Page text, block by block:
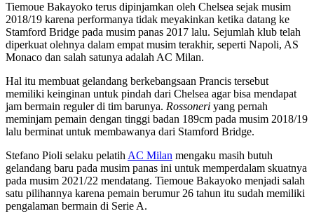
Tiemoue Bakayoko terus dipinjamkan oleh Chelsea sejak musim
2018/19 karena performanya tidak meyakinkan ketika datang ke
Stamford Bridge pada musim panas 2017 lalu. Sejumlah klub telah
diperkuat olehnya dalam empat musim terakhir, seperti Napoli, AS
Monaco dan salah satunya adalah AC Milan.
Hal itu membuat gelandang berkebangsaan Prancis tersebut
memiliki keinginan untuk pindah dari Chelsea agar bisa mendapat
jam bermain reguler di tim barunya. Rossoneri yang pernah
meminjam pemain dengan tinggi badan 189cm pada musim 2018/19
lalu berminat untuk membawanya dari Stamford Bridge.
Stefano Pioli selaku pelatih AC Milan mengaku masih butuh
gelandang baru pada musim panas ini untuk memperdalam skuatnya
pada musim 2021/22 mendatang. Tiemoue Bakayoko menjadi salah
satu pilihannya karena pemain berumur 26 tahun itu sudah memiliki
pengalaman bermain di Serie A.